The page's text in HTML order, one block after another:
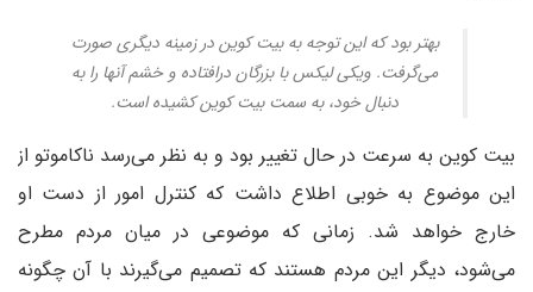
بهتر بود که این توجه به بیت کوین در زمینه دیگری صورت
می‌گرفت. ویکی لیکس با بزرگان درافتاده و خشم آنها را به
دنبال خود، به سمت بیت کوین کشیده است.
بیت کوین به سرعت در حال تغییر بود و به نظر می‌رسد ناکاموتو از
این موضوع به خوبی اطلاع داشت که کنترل امور از دست او
خارج خواهد شد. زمانی که موضوعی در میان مردم مطرح
می‌شود، دیگر این مردم هستند که تصمیم می‌گیرند با آن چگونه